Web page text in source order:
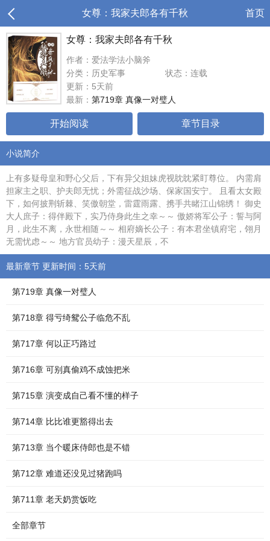
女尊：我家夫郎各有千秋 首页
女尊：我家夫郎各有千秋
作者：爱法学法小脑斧
分类：历史军事
状态：连载
更新：5天前
最新： 第719章 真像一对璧人
开始阅读 章节目录
小说简介
上有多疑母皇和野心父后，下有异父姐妹虎视眈眈紧盯尊位。 内需肩
担家主之职、护夫郎无忧；外需征战沙场、保家国安宁。 且看太女殿
下，如何披荆斩棘、笑傲朝堂，雷霆雨露、携手共睹江山锦绣！ 御史
大人庶子：得伴殿下，实乃侍身此生之幸～～ 傲娇将军公子：誓与阿
月，此生不离，永世相随～～ 相府嫡长公子：有本君坐镇府宅，翎月
无需忧虑～～ 地方官员幼子：漫天星辰，不
最新章节 更新时间：5天前
第719章 真像一对璧人
第718章 得亏绮鸳公子临危不乱
第717章 何以正巧路过
第716章 可别真偷鸡不成蚀把米
第715章 演变成自己看不懂的样子
第714章 比比谁更豁得出去
第713章 当个暖床侍郎也是不错
第712章 难道还没见过猪跑吗
第711章 老天奶赏饭吃
全部章节